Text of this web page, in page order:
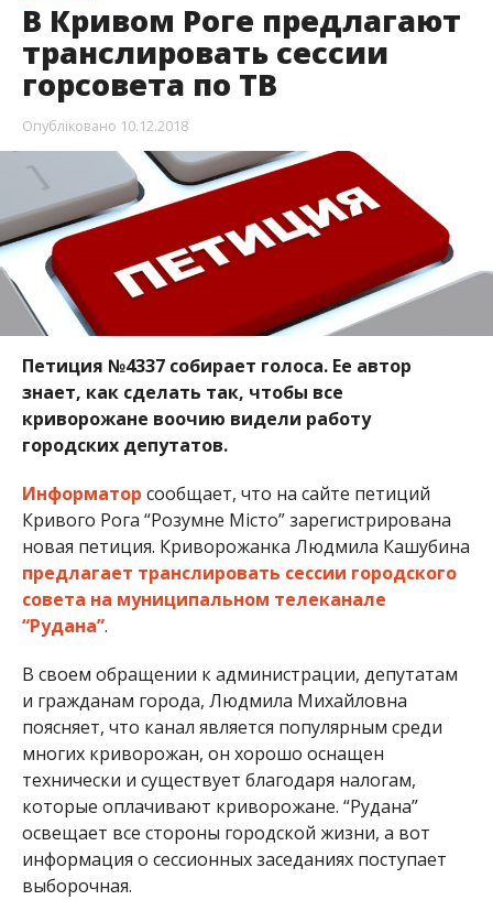
В Кривом Роге предлагают
транслировать сессии
горсовета по ТВ
Опубліковано 10.12.2018
Петиция №4337 собирает голоса. Ее автор
знает, как сделать так, чтобы все
криворожане воочию видели работу
городских депутатов.
Информатор сообщает, что на сайте петиций
Кривого Рога “Розумне Місто” зарегистрирована
новая петиция. Криворожанка Людмила Кашубина
предлагает транслировать сессии городского
совета на муниципальном телеканале
“Рудана”.
В своем обращении к администрации, депутатам
и гражданам города, Людмила Михайловна
поясняет, что канал является популярным среди
многих криворожан, он хорошо оснащен
технически и существует благодаря налогам,
которые оплачивают криворожане. “Рудана”
освещает все стороны городской жизни, а вот
информация о сессионных заседаниях поступает
выборочная.